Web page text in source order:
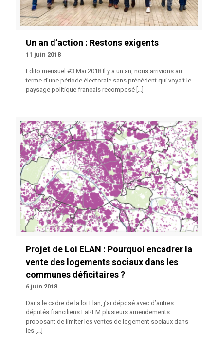
Un an d’action : Restons exigents
11 juin 2018
Edito mensuel #3 Mai 2018 Il y a un an, nous arrivions au
terme d’une période électorale sans précédent qui voyait le
paysage politique français recomposé […]
Projet de Loi ELAN : Pourquoi encadrer la
vente des logements sociaux dans les
communes déficitaires ?
6 juin 2018
Dans le cadre de la loi Elan, j’ai déposé avec d’autres
députés franciliens LaREM plusieurs amendements
proposant de limiter les ventes de logement sociaux dans
les […]